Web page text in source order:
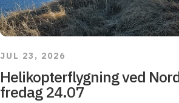
JUL 23, 2026
Helikopterflygning ved
fredag 24.07